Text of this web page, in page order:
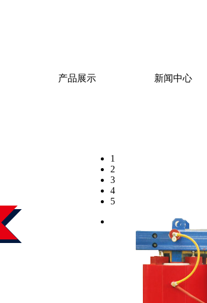
1
2
3
4
5
产品展示 新闻中心